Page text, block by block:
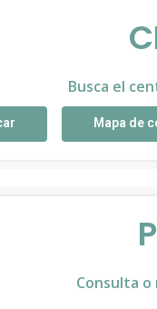
Busca el
Mapa de
Consulta